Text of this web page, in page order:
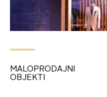
MALOPRODAJNI
OBJEKTI